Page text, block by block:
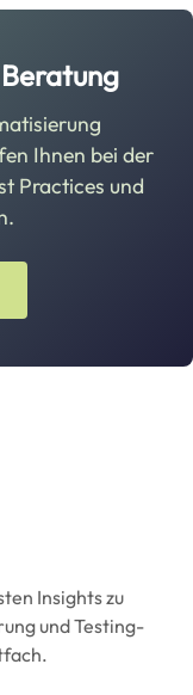
Ihnen bei der
Practices und
Insights zu
und Testing-